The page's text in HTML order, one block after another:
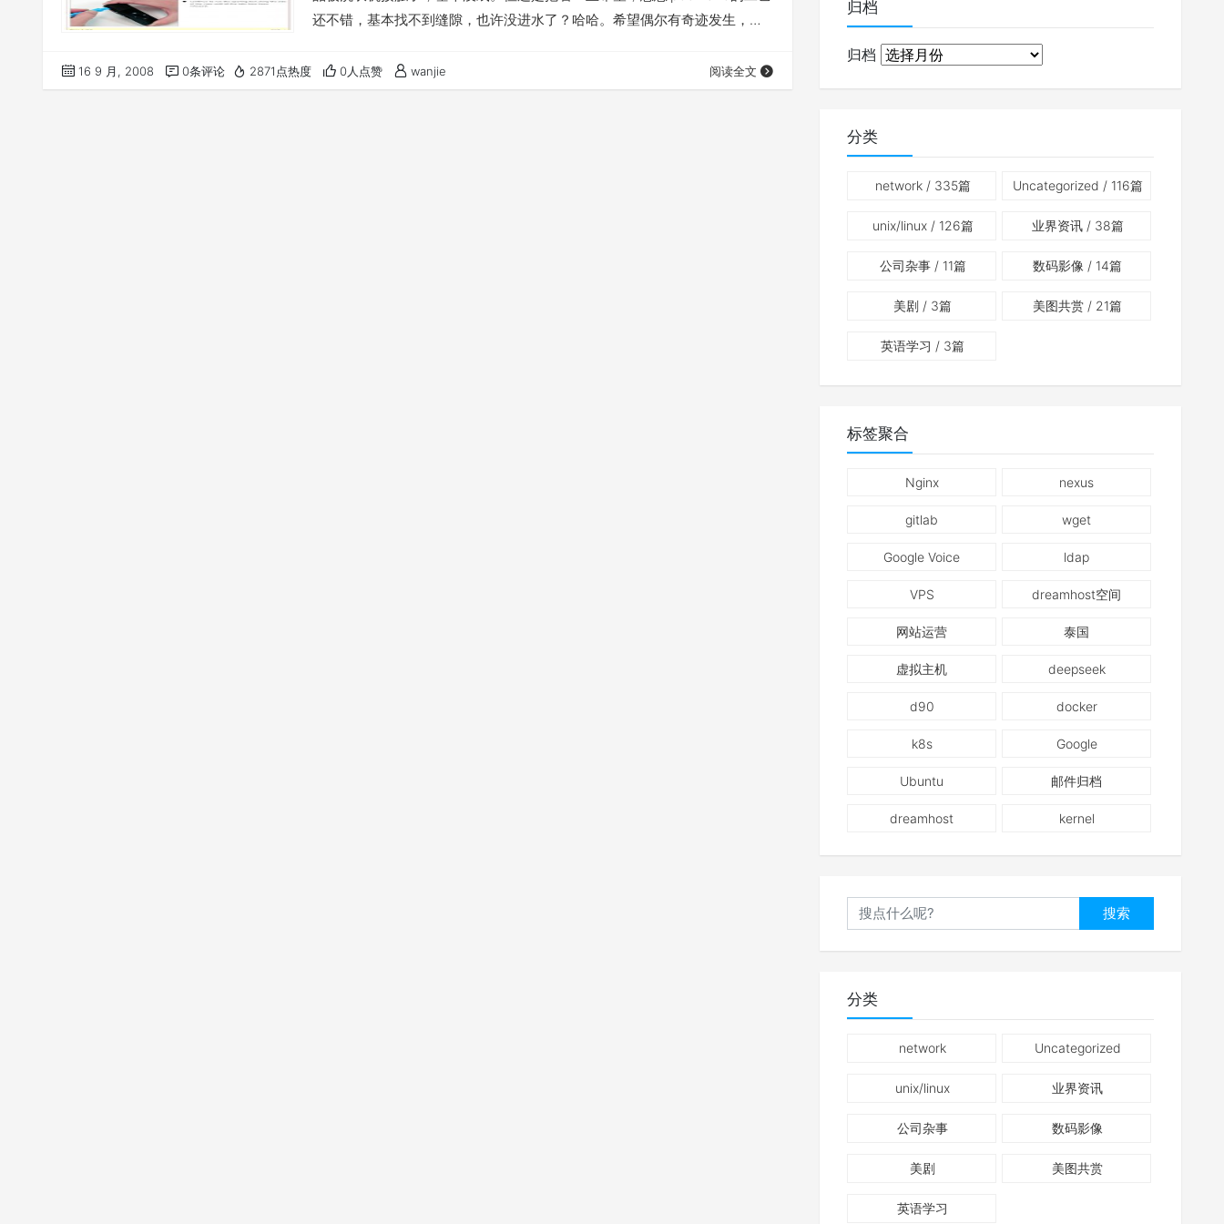
还不错，基本找不到缝隙，也许没进水了？哈哈。希望偶尔有奇迹发生，在
制造的东西质量的确不错啊。 后来也一直没听，上周拿出来，想听听歌，充
电，能用，拿掉电源，无法开机，数据线连电脑，一直提示电量低，无法更
16 9 月, 2008 0条评论 2871点热度 0人点赞 wanjie 阅读全文
归档
归档
分类
network/ 335篇 Uncategorized / 116篇
unix/linux/ 126篇 业界资讯/ 38篇
公司杂事/ 11篇 数码影像 / 14篇
美剧 / 3篇 美图共赏 / 21篇
英语学习 / 3篇
标签聚合
Nginx nexus
gitlab wget
Google Voice ldap
VPS dreamhost空间
网站运营 泰国
虚拟主机 deepseek
d90 docker
k8s Google
Ubuntu 邮件归档
dreamhost kernel
搜索
分类
network Uncategorized
unix/linux 业界资讯
公司杂事 数码影像
美剧 美图共赏
英语学习